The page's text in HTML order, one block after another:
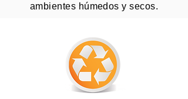
ambientes húmedos y secos.